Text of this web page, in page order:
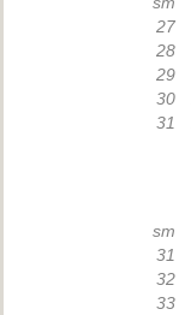
27
28
29
30
31
sm
31
32
33